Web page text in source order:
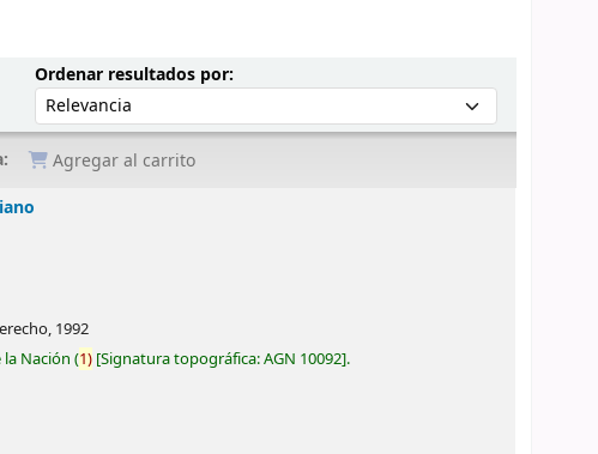
Ordenar resultados por:Ordenar por:
Agregar al carrito
1992
Nación (1) Signatura topográfica:AGN 10092 .